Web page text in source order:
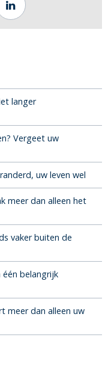
langer
Vergeet uw
uw leven wel
meer dan alleen het
vaker buiten de
belangrijk
meer dan alleen uw